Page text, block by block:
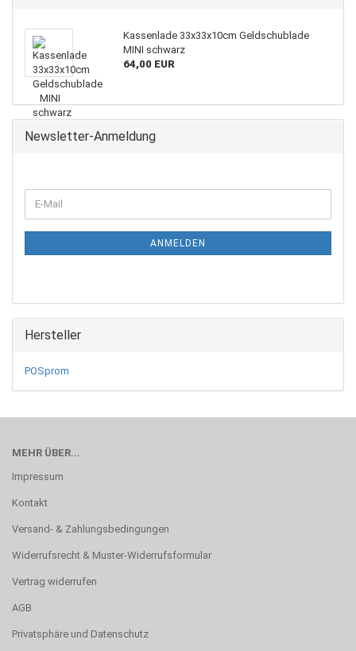
Kassenlade 33x33x10cm Geldschublade
MINI schwarz
64,00 EUR
Newsletter-Anmeldung
ANMELDEN
Hersteller
POSprom
MEHR ÜBER...
Impressum
Kontakt
Versand- & Zahlungsbedingungen
Widerrufsrecht & Muster-Widerrufsformular
Vertrag widerrufen
AGB
Privatsphäre und Datenschutz